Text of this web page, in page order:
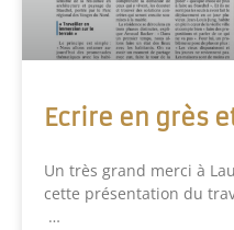
Ecrire en grès
Un très grand merci à
cette présentation du
…